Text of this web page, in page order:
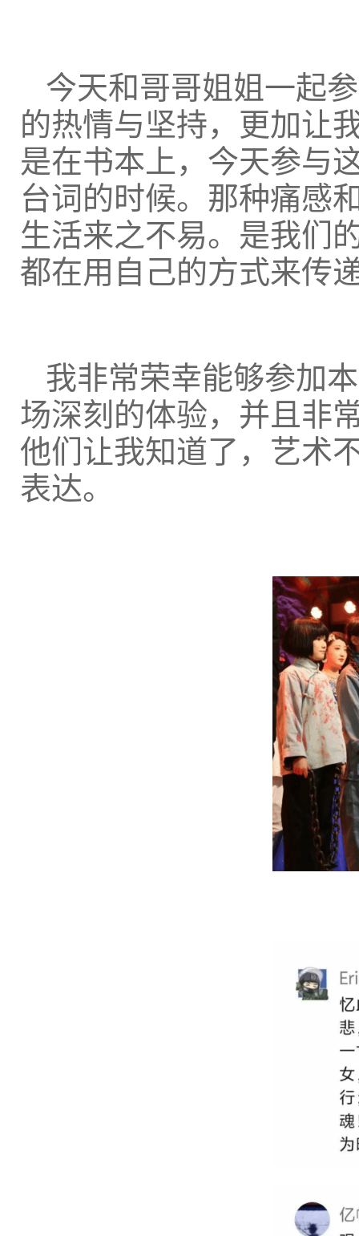
今天和哥哥姐姐一起
的热情与坚持，更加让
是在书本上，今天参与
台词的时候。那种痛感
生活来之不易。是我们
都在用自己的方式来传
我非常荣幸能够参加
场深刻的体验，并且非
他们让我知道了，艺术
表达。